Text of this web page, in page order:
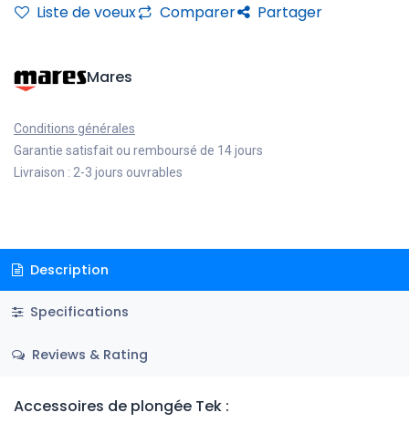
Liste de voeux Comparer Partager
Mares
Conditions générales
Garantie satisfait ou remboursé de 14 jours
Livraison : 2-3 jours ouvrables
Description
Specifications
Reviews & Rating
Accessoires de plongée Tek :